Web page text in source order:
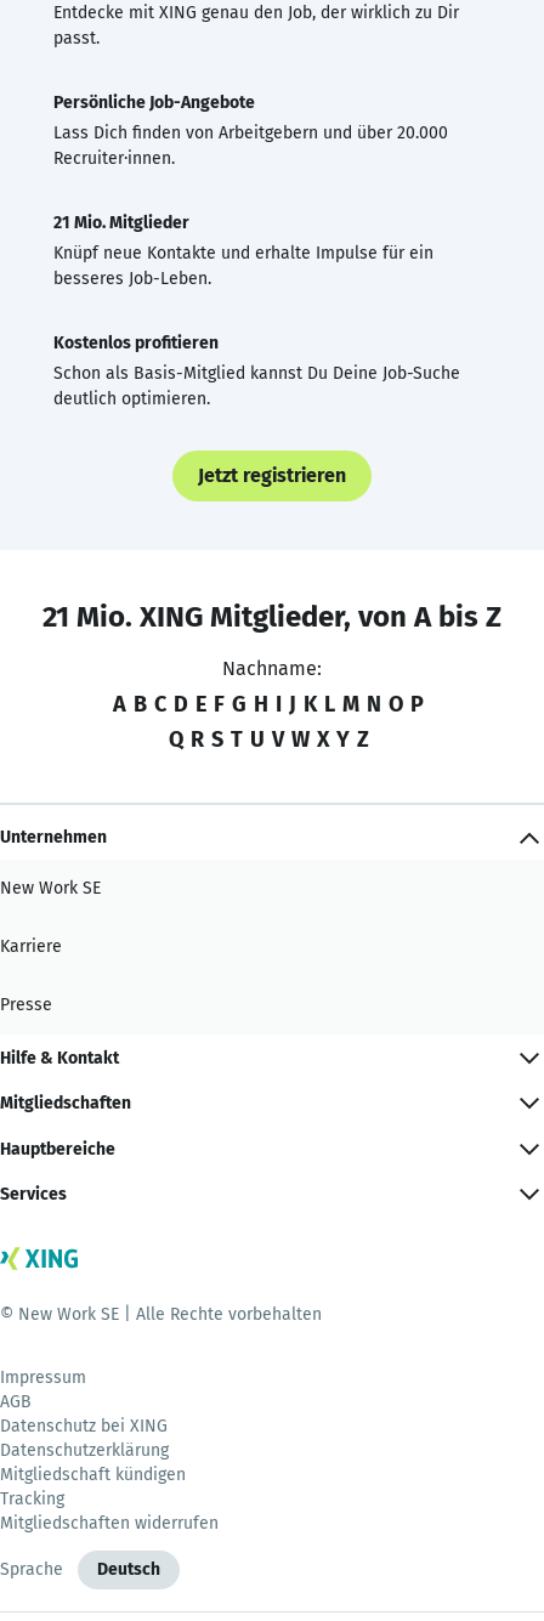
Entdecke mit XING genau den Job, der wirklich zu Dir
passt.
Persönliche Job-Angebote
Lass Dich finden von Arbeitgebern und über 20.000
Recruiter·innen.
21 Mio. Mitglieder
Knüpf neue Kontakte und erhalte Impulse für ein
besseres Job-Leben.
Kostenlos profitieren
Schon als Basis-Mitglied kannst Du Deine Job-Suche
deutlich optimieren.
Jetzt registrieren
21 Mio. XING Mitglieder, von A bis Z
Nachname:
A B C D E F G H I J K L M N O P
Q R S T U V W X Y Z
Unternehmen
New Work SE
Karriere
Presse
Hilfe & Kontakt
Mitgliedschaften
Hauptbereiche
Services
© New Work SE | Alle Rechte vorbehalten
Impressum
AGB
Datenschutz bei XING
Datenschutzerklärung
Mitgliedschaft kündigen
Tracking
Mitgliedschaften widerrufen
Sprache Deutsch